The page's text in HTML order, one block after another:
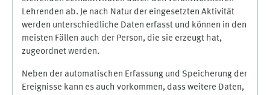
Lehrenden ab. Je nach Natur der eingesetzten Aktivität
werden unterschiedliche Daten erfasst und können in den
meisten Fällen auch der Person, die sie erzeugt hat,
zugeordnet werden.
Neben der automatischen Erfassung und Speicherung der
Ereignisse kann es auch vorkommen, dass weitere Daten,